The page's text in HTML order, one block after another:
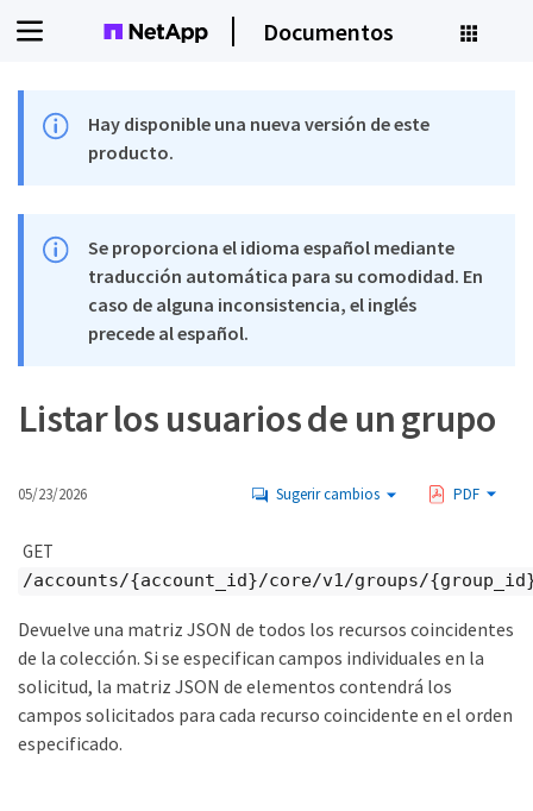
Documentos
Hay disponible una nueva versión de este
producto.
Se proporciona el idioma español mediante
traducción automática para su comodidad. En
caso de alguna inconsistencia, el inglés
precede al español.
Listar los usuarios de un grupo
05/23/2026 Sugerir cambios PDF
GET
/accounts/{account_id}/core/v1/groups/
Devuelve una matriz JSON de todos los recursos coincidentes
de la colección. Si se especifican campos individuales en la
solicitud, la matriz JSON de elementos contendrá los
campos solicitados para cada recurso coincidente en el orden
especificado.